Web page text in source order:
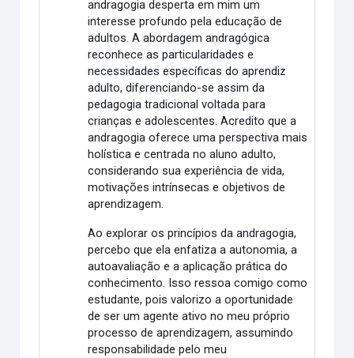
andragogia desperta em mim um
interesse profundo pela educação de
adultos. A abordagem andragógica
reconhece as particularidades e
necessidades específicas do aprendiz
adulto, diferenciando-se assim da
pedagogia tradicional voltada para
crianças e adolescentes. Acredito que a
andragogia oferece uma perspectiva mais
holística e centrada no aluno adulto,
considerando sua experiência de vida,
motivações intrínsecas e objetivos de
aprendizagem.
Ao explorar os princípios da andragogia,
percebo que ela enfatiza a autonomia, a
autoavaliação e a aplicação prática do
conhecimento. Isso ressoa comigo como
estudante, pois valorizo a oportunidade
de ser um agente ativo no meu próprio
processo de aprendizagem, assumindo
responsabilidade pelo meu